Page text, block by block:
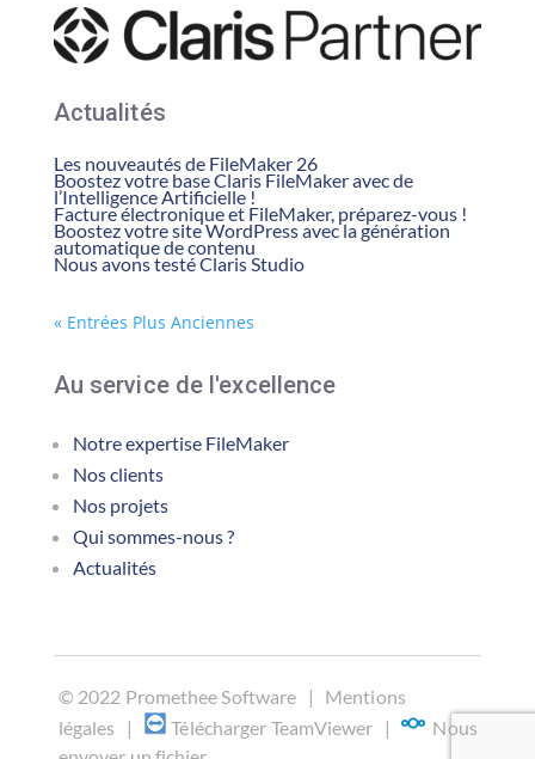
Actualités
Les nouveautés de FileMaker 26
Boostez votre base Claris FileMaker avec de
l’Intelligence Artificielle !
Facture électronique et FileMaker, préparez-vous !
Boostez votre site WordPress avec la génération
automatique de contenu
Nous avons testé Claris Studio
« Entrées Plus Anciennes
Au service de l'excellence
Notre expertise FileMaker
Nos clients
Nos projets
Qui sommes-nous ?
Actualités
© 2022 Promethee Software | Mentions
légales | Télécharger TeamViewer |
Nous